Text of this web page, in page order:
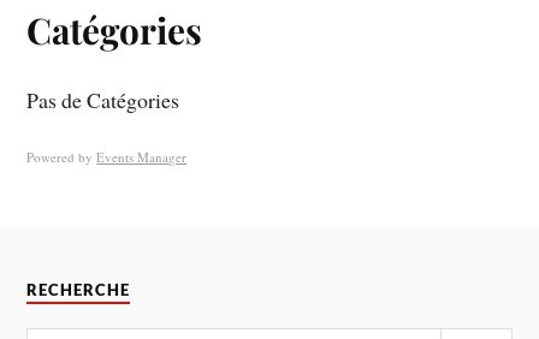
Catégories
Pas de Catégories
Powered byEvents Manager
RECHERCHE